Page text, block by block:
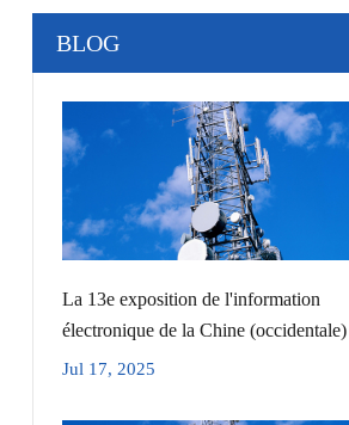
BLOG
La 13e exposition de l'information
électronique de la Chine (occidentale)
Jul 17, 2025